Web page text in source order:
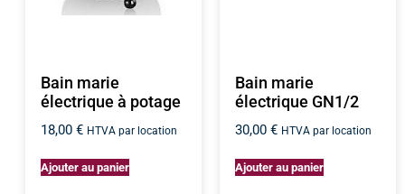
Bain marie
électrique à potage
18,00€ HTVA par location
Ajouter au panier
Bain marie
électrique GN1/2
30,00€ HTVA par location
Ajouter au panier